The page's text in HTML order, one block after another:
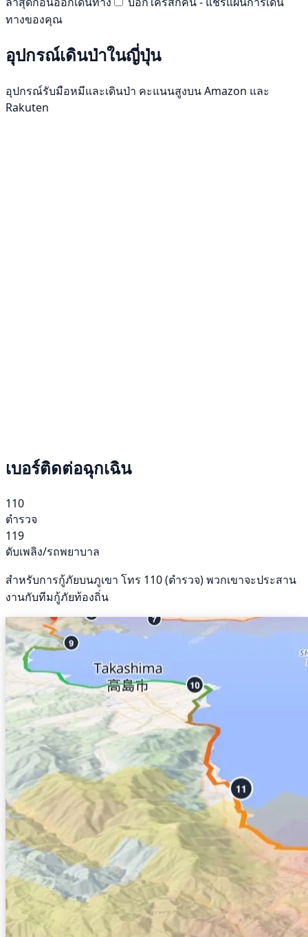
ทางของคุณ
อุปกรณ์เดินป่าในญี่ปุ่น
อุปกรณ์รับมือหมีและเดินป่า คะแนนสูงบน Amazon และ
Rakuten
เบอร์ติดต่อฉุกเฉิน
110
ตำรวจ
119
ดับเพลิง/รถพยาบาล
สำหรับการกู้ภัยบนภูเขา โทร 110 (ตำรวจ) พวกเขาจะประสาน
งานกับทีมกู้ภัยท้องถิ่น